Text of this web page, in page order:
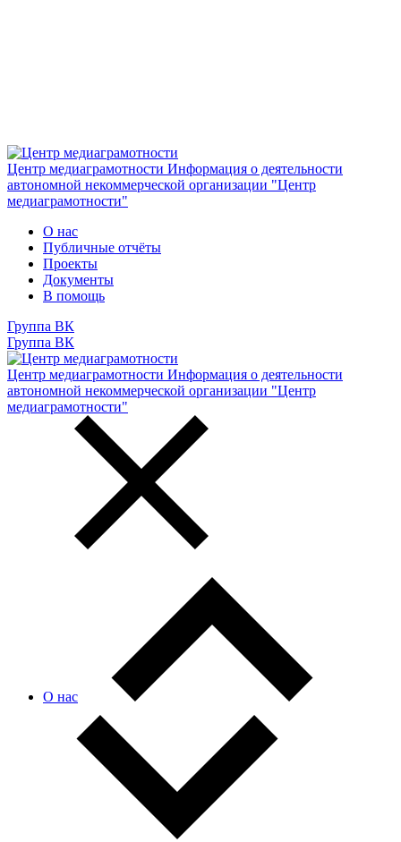
Центр медиаграмотности Информация о деятельности
автономной некоммерческой организации "Центр
медиаграмотности"
О нас
Публичные отчёты
Проекты
Документы
В помощь
Группа ВК
Группа ВК
Центр медиаграмотности Информация о деятельности
автономной некоммерческой организации "Центр
медиаграмотности"
О нас